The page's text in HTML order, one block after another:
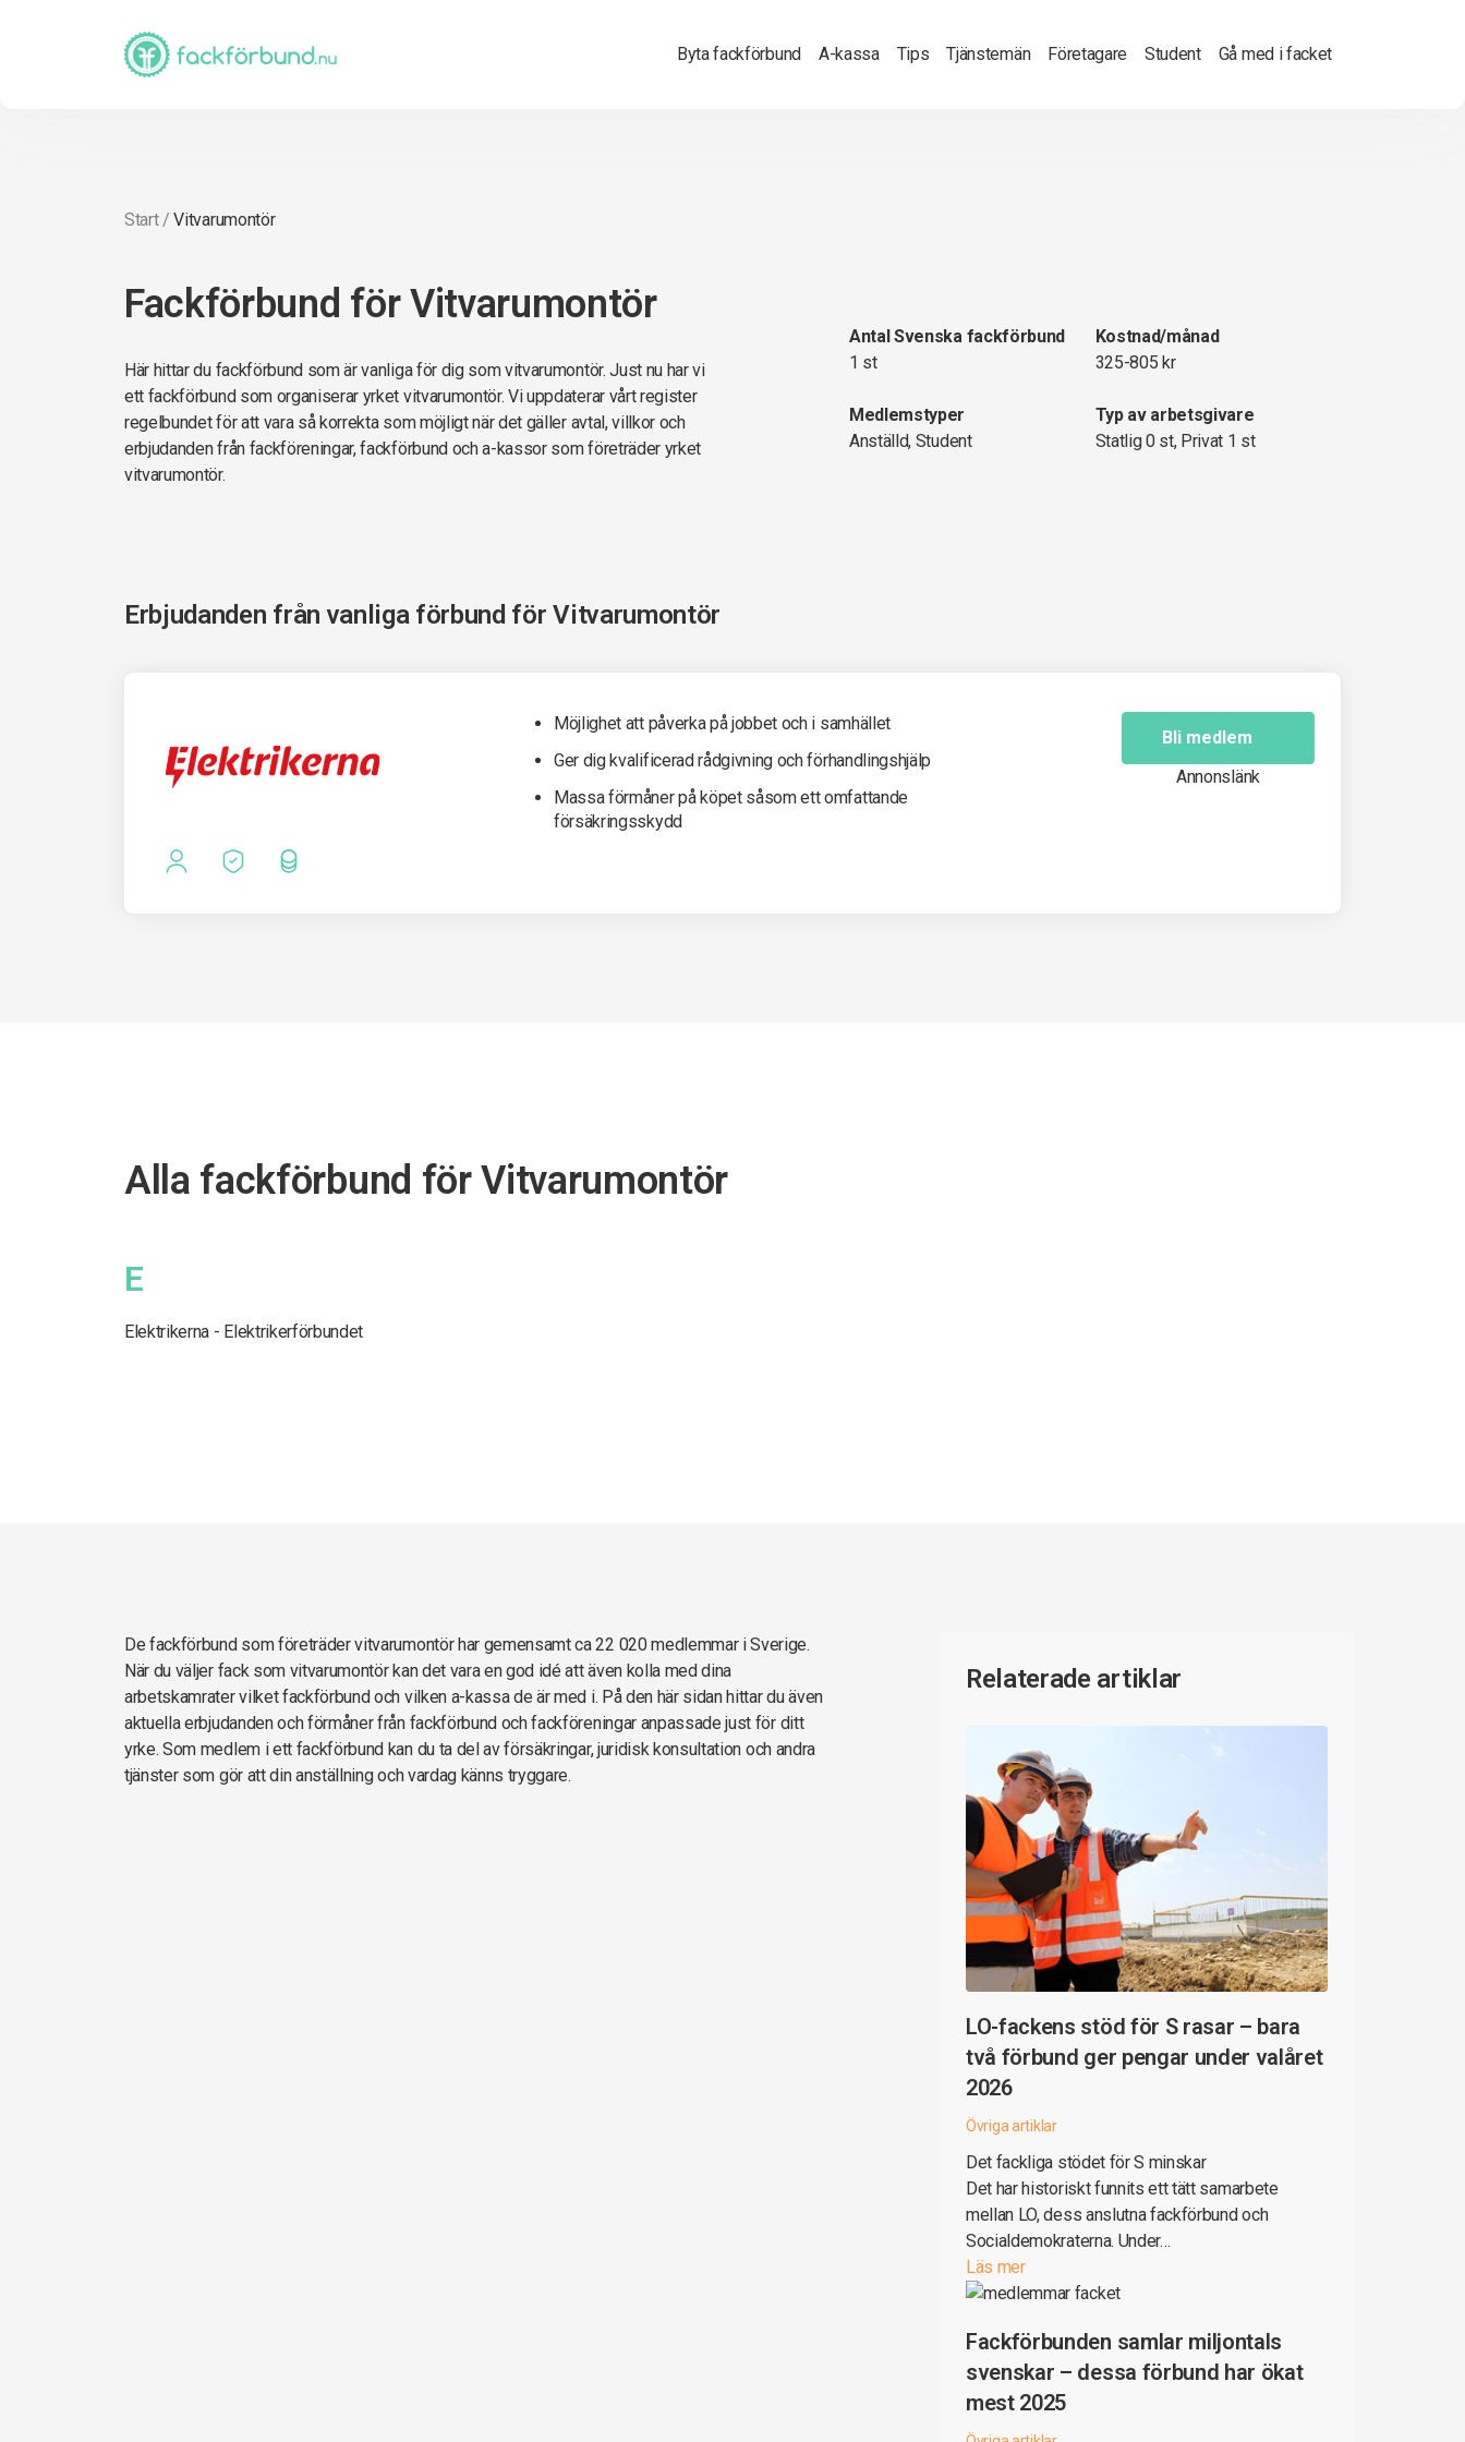
Byta fackförbund A-kassa Tips Tjänstemän Företagare Student Gå med i facket
Start/Vitvarumontör
Fackförbund för Vitvarumontör
Här hittar du fackförbund som är vanliga för dig som vitvarumontör. Just nu har vi
ett fackförbund som organiserar yrket vitvarumontör. Vi uppdaterar vårt register
regelbundet för att vara så korrekta som möjligt när det gäller avtal, villkor och
erbjudanden från fackföreningar, fackförbund och a-kassor som företräder yrket
vitvarumontör.
Antal Svenska fackförbund
1 st
Kostnad/månad
325-805 kr
Medlemstyper
Anställd, Student
Typ av arbetsgivare
Statlig 0 st, Privat 1 st
Erbjudanden från vanliga förbund förVitvarumontör
Möjlighet att påverka på jobbet och i samhället
Ger dig kvalificerad rådgivning och förhandlingshjälp
Massa förmåner på köpet såsom ett omfattande
försäkringsskydd
Bli medlem
Annonslänk
Alla fackförbund för Vitvarumontör
E
Elektrikerna - Elektrikerförbundet
De fackförbund som företräder vitvarumontör har gemensamt ca 22 020 medlemmar i Sverige.
När du väljer fack som vitvarumontör kan det vara en god idé att även kolla med dina
arbetskamrater vilket fackförbund och vilken a-kassa de är med i. På den här sidan hittar du även
aktuella erbjudanden och förmåner från fackförbund och fackföreningar anpassade just för ditt
yrke. Som medlem i ett fackförbund kan du ta del av försäkringar, juridisk konsultation och andra
tjänster som gör att din anställning och vardag känns tryggare.
Relaterade artiklar
LO-fackens stöd för S rasar – bara
två förbund ger pengar under valåret
2026
Övriga artiklar
Det fackliga stödet för S minskar
Det har historiskt funnits ett tätt samarbete
mellan LO, dess anslutna fackförbund och
Socialdemokraterna. Under…
Läs mer
Fackförbunden samlar miljontals
svenskar – dessa förbund har ökat
mest 2025